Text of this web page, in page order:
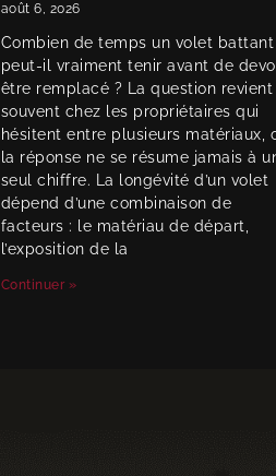
août 6, 2026
Combien de temps un volet battant
peut-il vraiment tenir avant de
être remplacé ? La question revient
souvent chez les propriétaires qui
hésitent entre plusieurs matériaux,
la réponse ne se résume jamais à
seul chiffre. La longévité d’un volet
dépend d’une combinaison de
facteurs : le matériau de départ,
l’exposition de la
Continuer »